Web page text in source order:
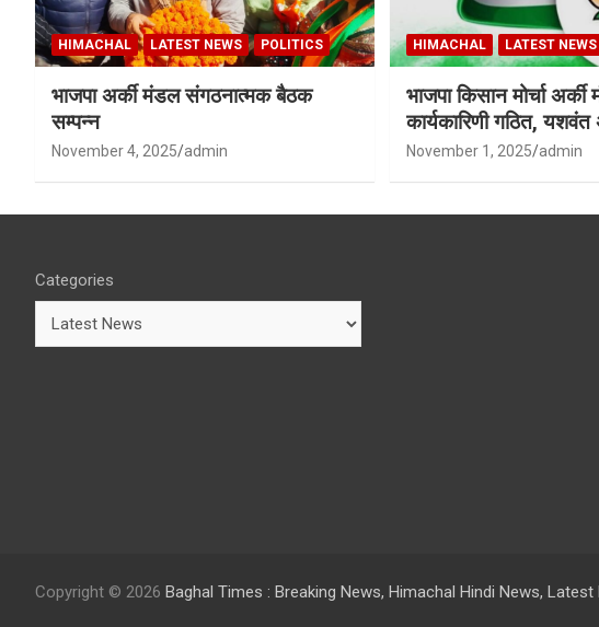
HIMACHAL LATEST NEWS POLITICS
भाजपा अर्की मंडल संगठनात्मक बैठक
सम्पन्न
November 4, 2025 admin
HIMACHAL LATEST NEWS
भाजपा किसान मोर्चा
कार्यकारिणी गठित,
शर्मा बने उपाध्यक्ष
November 1, 2025 admin
Categories
Copyright © 2026 Baghal Times : Breaking News, Himachal Hindi News,